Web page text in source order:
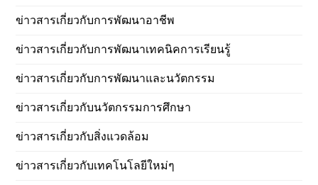
ข่าวสารเกี่ยวกับการพัฒนาอาชีพ
ข่าวสารเกี่ยวกับการพัฒนาเทคนิคการเรียนรู้
ข่าวสารเกี่ยวกับการพัฒนาและนวัตกรรม
ข่าวสารเกี่ยวกับนวัตกรรมการศึกษา
ข่าวสารเกี่ยวกับสิ่งแวดล้อม
ข่าวสารเกี่ยวกับเทคโนโลยีใหม่ๆ